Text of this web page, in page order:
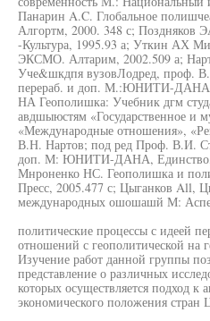
Панарин A.C. Глобальное
Алгортм, 2000. 348 с; Поздняков
-Культура, 1995.93 а; Уткин АХ
ЭКСМО. Алтарим, 2002.509 а;
Уче&шкдпя вузовЛодред, проф.
перераб. и доп. М.:ЮНИТИ-ДАНА,
НА Геополишка: Учебник дгм
авдшыюстям «Государственное и
«Международные отношения»,
В.Н. Нартов; под ред Проф. В.И.
доп. М: ЮНИТИ-ДАНА, Единство,
Мнроненко НС. Геополишка и
Пресс, 2005.477 с; Цыганков All,
международных ошошашй М:
политические процессы с идеей
отношений с геополитической на
Изучение работ данной группы
представление о различных
которых осуществляется подход к
экономического положения стран